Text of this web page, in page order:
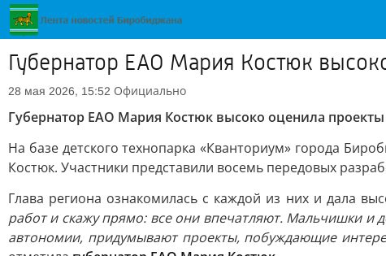
Губернатор ЕАО Мария Костюк
28 мая 2026, 15:52 Официально
Губернатор ЕАО Мария Костюк высоко оценила
На базе детского технопарка «Кванториум» города
Костюк. Участники представили восемь передовых
Глава региона ознакомилась с каждой из них и дала
работ и скажу прямо: все они впечатляют. Мальчишки и
автономии, придумывают проекты, побуждающие